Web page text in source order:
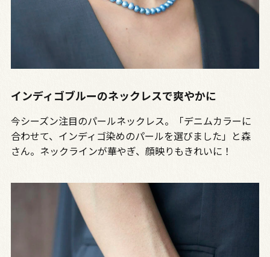
インディゴブルーのネックレスで爽やかに
今シーズン注目のパールネックレス。「デニムカラーに
合わせて、インディゴ染めのパールを選びました」と森
さん。ネックラインが華やぎ、顔映りもきれいに！